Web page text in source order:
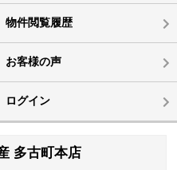
物件閲覧履歴
お客様の声
ログイン
多古町本店